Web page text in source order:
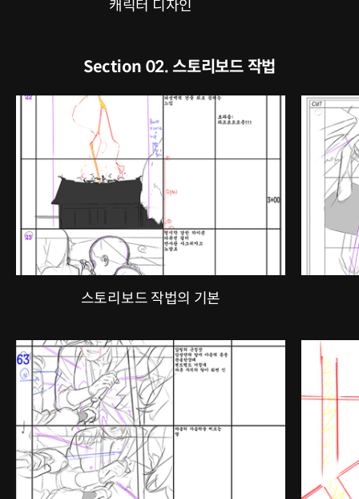
캐릭터 디자인
Section 02. 스토리보드 작법
스토리보드 작법의 기본